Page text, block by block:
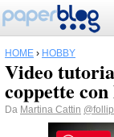
HOME › HOBBY
Video
coppette
Da Martina Cattin